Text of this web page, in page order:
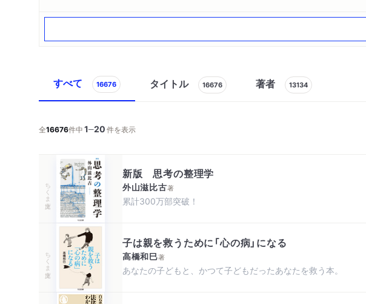
すべて 16676 タイトル 16676 著者 13134
全16676件中1─20件を表示
ちくま文庫
新版 思考の整理学
外山滋比古著
累計300万部突破！
ちくま文庫
子は親を救うために「心の病」になる
高橋和巳著
あなたの子どもと、かつて子どもだったあなたを救う本。